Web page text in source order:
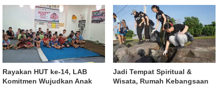
Rayakan HUT ke-14, LAB
Komitmen Wujudkan Anak
Jadi Tempat Spiritual &
Wisata, Rumah Kebangsaan